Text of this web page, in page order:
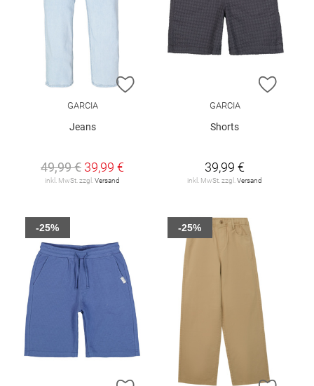
ZUR WUNSCHLISTE HINZUFÜGEN
GARCIA
Jeans
49,99 € 39,99 €
inkl. MwSt. zzgl.Versand
ZUR
GARCIA
Shorts
39,99 €
inkl. MwSt. zzgl.Versand
-25% -25%